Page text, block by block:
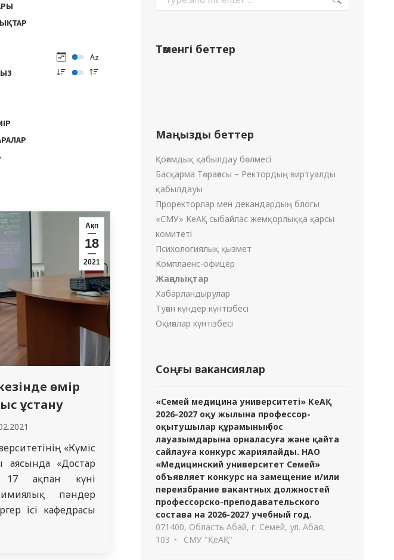
Ақп
18
2021
өмір
ұстану
«Күміс
аясында «Достар
17 ақпан күні
пәндер
ісі кафедрасы
«Қант диабетін
Төменгі беттер
Маңызды беттер
Қоғамдық қабылдау бөлмесі
Басқарма Төрағасы – Ректордың виртуалды
қабылдауы
Проректорлар мен декандардың блогы
«СМУ» КеАҚ сыбайлас жемқорлыққа қарсы
комитеті
Психологиялық қызмет
Комплаенс-офицер
Жаңалықтар
Хабарландырулар
Туған күндер күнтізбесі
Оқиғалар күнтізбесі
Соңғы вакансиялар
«Семей медицина университеті» КеАҚ
2026-2027 оқу жылына профессор-
оқытушылар құрамының бос
лауазымдарына орналасуға және қайта
сайлауға конкурс жариялайды. НАО
«Медицинский университет Семей»
объявляет конкурс на замещение и/или
переизбрание вакантных должностей
профессорско-преподавательского
состава на 2026-2027 учебный год.
071400, Область Абай, г. Семей, ул. Абая,
103
СМУ "ҚеАҚ"